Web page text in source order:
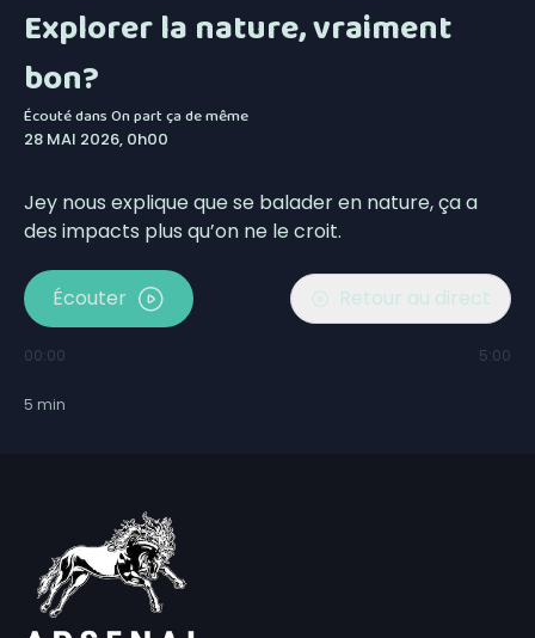
Explorer la nature, vraiment
bon?
Écouté dansOn part ça de même
28 MAI 2026, 0h00
Jey nous explique que se balader en nature, ça a
des impacts plus qu’on ne le croit.
Écouter Retour au direct
00:00 5:00
5 min